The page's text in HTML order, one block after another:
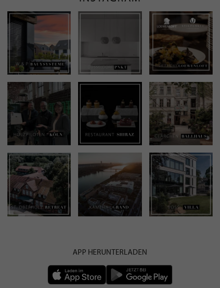
APP HERUNTERLADEN